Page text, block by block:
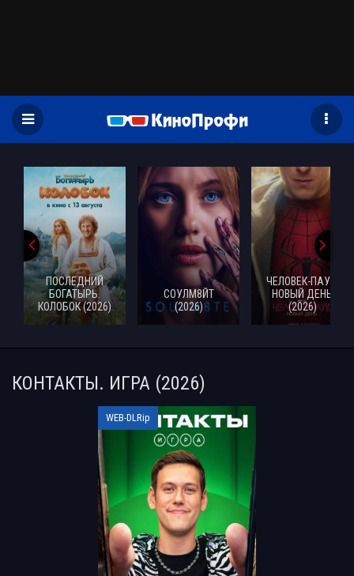
ПОСЛЕДНИЙ
БОГАТЫРЬ.
КОЛОБОК (2026)
СОУЛМ8ЙТ
(2026)
ЧЕЛОВЕК-ПАУК:
НОВЫЙ ДЕНЬ
(2026)
КОНТАКТЫ. ИГРА (2026)
WEB-DLRip